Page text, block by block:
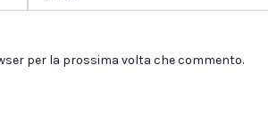
per la prossima volta che commento.